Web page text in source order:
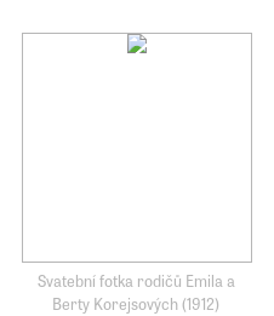
Svatební fotka rodičů Emila a
Berty Korejsových (1912)